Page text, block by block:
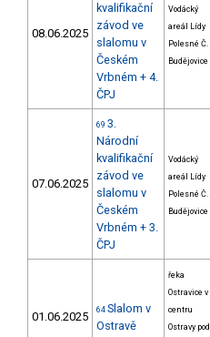
08.06.2025
kvalifikační
závod ve
slalomu v
Českém
Vrbném + 4.
ČPJ
Vodácký
areál Lídy
Polesné Č.
Budějovice
07.06.2025
69 3.
Národní
kvalifikační
závod ve
slalomu v
Českém
Vrbném + 3.
ČPJ
Vodácký
areál Lídy
Polesné Č.
Budějovice
01.06.2025 64 Slalom v
Ostravě
řeka
Ostravice v
centru
Ostravy pod